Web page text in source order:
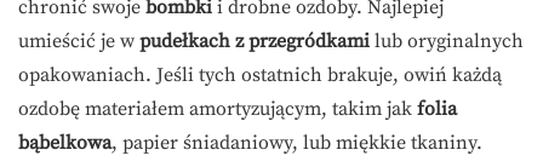
chronić swoje bombki i drobne ozdoby. Najlepiej
umieścić je w pudełkach z przegródkami lub oryginalnych
opakowaniach. Jeśli tych ostatnich brakuje, owiń każdą
ozdobę materiałem amortyzującym, takim jak folia
bąbelkowa, papier śniadaniowy, lub miękkie tkaniny.